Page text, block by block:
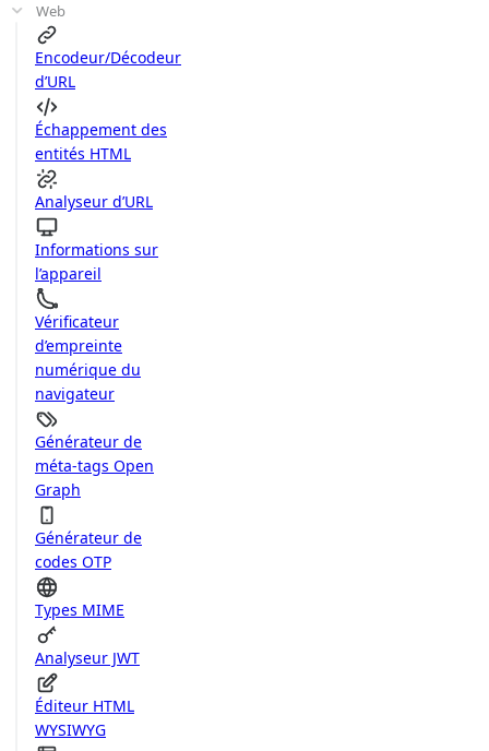
Web
Encodeur/Décodeur
d’URL
Échappement des
entités HTML
Analyseur d’URL
Informations sur
l’appareil
Vérificateur
d’empreinte
numérique du
navigateur
Générateur de
méta-tags Open
Graph
Générateur de
codes OTP
Types MIME
Analyseur JWT
Éditeur HTML
WYSIWYG